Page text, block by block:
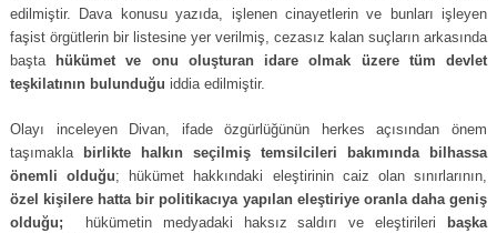
edilmiştir. Dava konusu yazıda, işlenen cinayetlerin ve bunları işleyen
faşist örgütlerin bir listesine yer verilmiş, cezasız kalan suçların arkasında
başta
hükümet ve onu oluşturan idare olmak üzere tüm devlet
teşkilatının bulunduğu iddia edilmiştir.
Olayı inceleyen Divan, ifade özgürlüğünün herkes açısından önem
taşımakla
birlikte halkın seçilmiş temsilcileri bakımında bilhassa
önemli olduğu; hükümet hakkındaki eleştirinin caiz olan sınırlarının,
özel kişilere hatta bir politikacıya yapılan eleştiriye oranla daha geniş
olduğu;
hükümetin medyadaki haksız saldırı ve eleştirileri
başka